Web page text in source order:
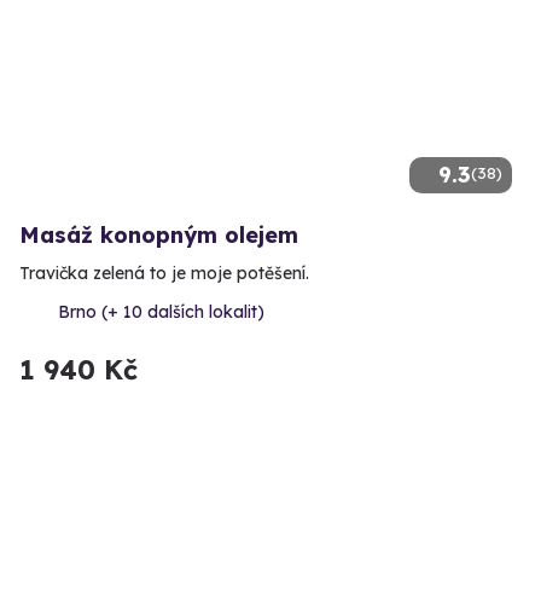
9.3(38)
Masáž konopným olejem
Travička zelená to je moje potěšení.
Brno (+ 10 dalších lokalit)
1 940 Kč